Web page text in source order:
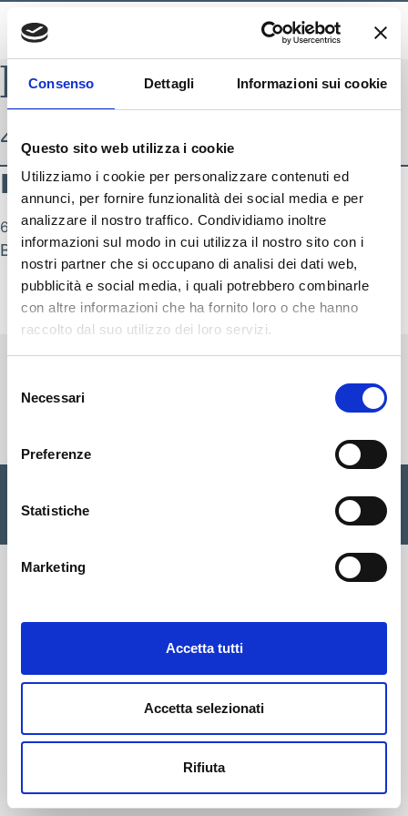
Consenso Dettagli Informazioni sui cookie
Questo sito web utilizza i cookie
Utilizziamo i cookie per personalizzare contenuti ed
annunci, per fornire funzionalità dei social media e per
analizzare il nostro traffico. Condividiamo inoltre
informazioni sul modo in cui utilizza il nostro sito con i
nostri partner che si occupano di analisi dei dati web,
pubblicità e social media, i quali potrebbero combinarle
con altre informazioni che ha fornito loro o che hanno
raccolto dal suo utilizzo dei loro servizi.
delNecessari
Preferenze
Statistiche
Marketing
Accetta tutti
Accetta selezionati
Rifiuta
BLADE INDEX
4 – donna
4 – donna
6 Giugno 2025
ByAlessandro TrentinSEGUICI SU
05352580962 Registro imprese Roma n. 1156390 Cap. sociale
Credits